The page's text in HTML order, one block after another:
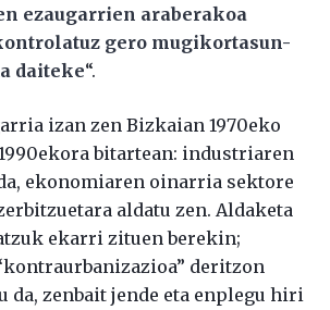
ezaugarrien araberakoa
gero mugikortasun-
daiteke“.
izan zen Bizkaian 1970eko
bitartean: industriaren
ekonomiaren oinarria sektore
aldatu zen. Aldaketa
ekarri zituen berekin;
deritzon
da, zenbait jende eta enplegu hiri